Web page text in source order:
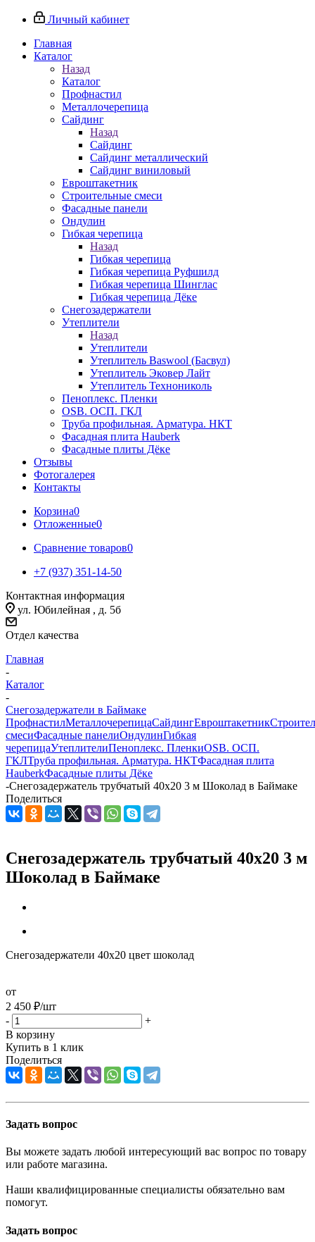
Личный кабинет
Главная
Каталог
Назад
Каталог
Профнастил
Металлочерепица
Сайдинг
Назад
Сайдинг
Сайдинг металлический
Сайдинг виниловый
Евроштакетник
Строительные смеси
Фасадные панели
Ондулин
Гибкая черепица
Назад
Гибкая черепица
Гибкая черепица Руфшилд
Гибкая черепица Шинглас
Гибкая черепица Дёке
Снегозадержатели
Утеплители
Назад
Утеплители
Утеплитель Baswool (Басвул)
Утеплитель Эковер Лайт
Утеплитель Технониколь
Пеноплекс. Пленки
OSB. ОСП. ГКЛ
Труба профильная. Арматура. НКТ
Фасадная плита Hauberk
Фасадные плиты Дёке
Отзывы
Фотогалерея
Контакты
Корзина0
Отложенные0
Сравнение товаров0
+7 (937) 351-14-50
Контактная информация
ул. Юбилейная , д. 5б
Отдел качества
Главная
-
Каталог
-
Снегозадержатели в Баймаке
ПрофнастилМеталлочерепицаСайдингЕвроштакетник
смесиФасадные панелиОндулинГибкая
черепицаУтеплителиПеноплекс. ПленкиOSB. ОСП.
ГКЛТруба профильная. Арматура. НКТФасадная плита
HauberkФасадные плиты Дёке
-Снегозадержатель трубчатый 40х20 3 м Шоколад в Баймаке
Поделиться
Снегозадержатель трубчатый 40х20 3 м
Шоколад в Баймаке
Снегозадержатели 40х20 цвет шоколад
от
2 450 ₽/шт
-
+
В корзину
Купить в 1 клик
Поделиться
Задать вопрос
Вы можете задать любой интересующий вас вопрос по товару
или работе магазина.
Наши квалифицированные специалисты обязательно вам
помогут.
Задать вопрос